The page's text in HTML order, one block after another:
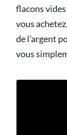
flacons
vous
de l’argent
vous